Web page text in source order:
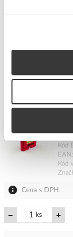
Na dotaz
x 43
Kód
EAN
Kód
Cena s DPH
ks